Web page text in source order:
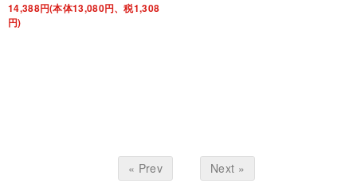
14,388円(本体13,080円、税1,308
円)
« Prev Next »